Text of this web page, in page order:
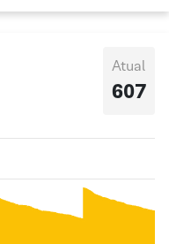
Atual
607